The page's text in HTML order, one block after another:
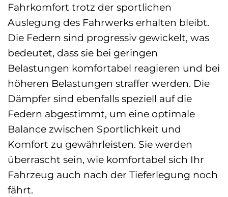
Fahrkomfort trotz der sportlichen
Auslegung des Fahrwerks erhalten bleibt.
Die Federn sind progressiv gewickelt, was
bedeutet, dass sie bei geringen
Belastungen komfortabel reagieren und bei
höheren Belastungen straffer werden. Die
Dämpfer sind ebenfalls speziell auf die
Federn abgestimmt, um eine optimale
Balance zwischen Sportlichkeit und
Komfort zu gewährleisten. Sie werden
überrascht sein, wie komfortabel sich Ihr
Fahrzeug auch nach der Tieferlegung noch
fährt.